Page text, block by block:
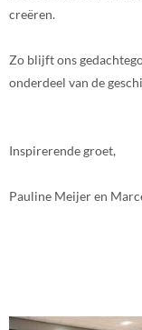
creëren.
Zo blijft ons
onderdeel van de
Inspirerende groet,
Pauline Meijer en